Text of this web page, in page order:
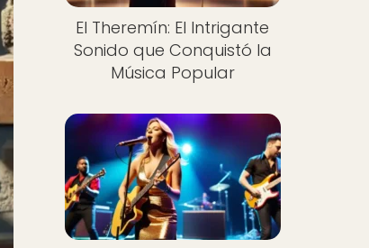
El Theremín: El Intrigante
Sonido que Conquistó la
Música Popular